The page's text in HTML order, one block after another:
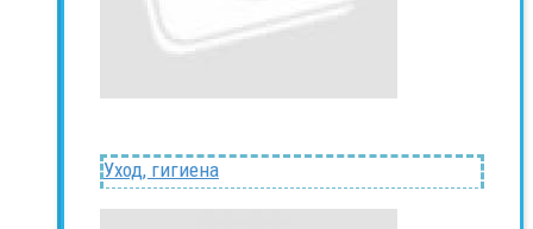
Уход, гигиена